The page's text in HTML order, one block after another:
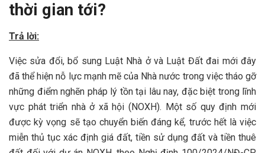
thời gian tới?
Trả lời:
Việc sửa đổi, bổ sung Luật Nhà ở và Luật Đất đai mới đây
đã thể hiện nỗ lực mạnh mẽ của Nhà nước trong việc tháo gỡ
những điểm nghẽn pháp lý tồn tại lâu nay, đặc biệt trong lĩnh
vực phát triển nhà ở xã hội (NOXH). Một số quy định mới
được kỳ vọng sẽ tạo chuyển biến đáng kể, trước hết là việc
miễn thủ tục xác định giá đất, tiền sử dụng đất và tiền thuê